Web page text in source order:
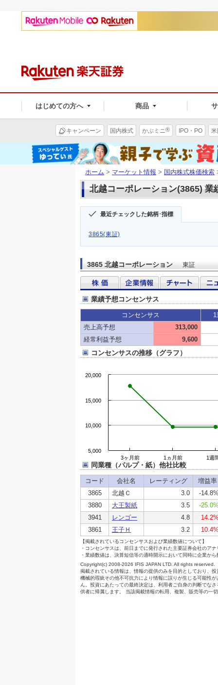
はじめての方へ 商品
キャンペーン 国内株式 かぶミニ® IPO・PO
ホーム > マーケット情報 > 国内株式株価検索
北越コーポレーション(3865) 業
最近チェックした銘柄･指標
3865(東証)
3865 北越コーポレーション 東証